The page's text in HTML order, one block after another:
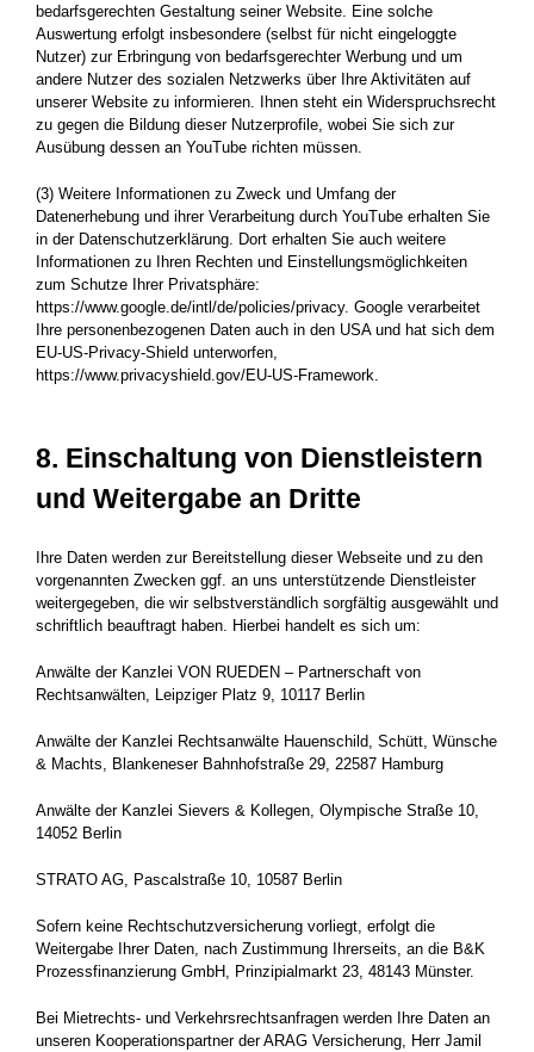
bedarfsgerechten Gestaltung seiner Website. Eine solche
Auswertung erfolgt insbesondere (selbst für nicht eingeloggte
Nutzer) zur Erbringung von bedarfsgerechter Werbung und um
andere Nutzer des sozialen Netzwerks über Ihre Aktivitäten auf
unserer Website zu informieren. Ihnen steht ein Widerspruchsrecht
zu gegen die Bildung dieser Nutzerprofile, wobei Sie sich zur
Ausübung dessen an YouTube richten müssen.
(3) Weitere Informationen zu Zweck und Umfang der
Datenerhebung und ihrer Verarbeitung durch YouTube erhalten Sie
in der Datenschutzerklärung. Dort erhalten Sie auch weitere
Informationen zu Ihren Rechten und Einstellungsmöglichkeiten
zum Schutze Ihrer Privatsphäre:
https://www.google.de/intl/de/policies/privacy. Google verarbeitet
Ihre personenbezogenen Daten auch in den USA und hat sich dem
EU-US-Privacy-Shield unterworfen,
https://www.privacyshield.gov/EU-US-Framework.
8. Einschaltung von Dienstleistern
und Weitergabe an Dritte
Ihre Daten werden zur Bereitstellung dieser Webseite und zu den
vorgenannten Zwecken ggf. an uns unterstützende Dienstleister
weitergegeben, die wir selbstverständlich sorgfältig ausgewählt und
schriftlich beauftragt haben. Hierbei handelt es sich um:
Anwälte der Kanzlei VON RUEDEN – Partnerschaft von
Rechtsanwälten, Leipziger Platz 9, 10117 Berlin
Anwälte der Kanzlei Rechtsanwälte Hauenschild, Schütt, Wünsche
& Machts, Blankeneser Bahnhofstraße 29, 22587 Hamburg
Anwälte der Kanzlei Sievers & Kollegen, Olympische Straße 10,
14052 Berlin
STRATO AG, Pascalstraße 10, 10587 Berlin
Sofern keine Rechtschutzversicherung vorliegt, erfolgt die
Weitergabe Ihrer Daten, nach Zustimmung Ihrerseits, an die B&K
Prozessfinanzierung GmbH, Prinzipialmarkt 23, 48143 Münster.
Bei Mietrechts- und Verkehrsrechtsanfragen werden Ihre Daten an
unseren Kooperationspartner der ARAG Versicherung, Herr Jamil